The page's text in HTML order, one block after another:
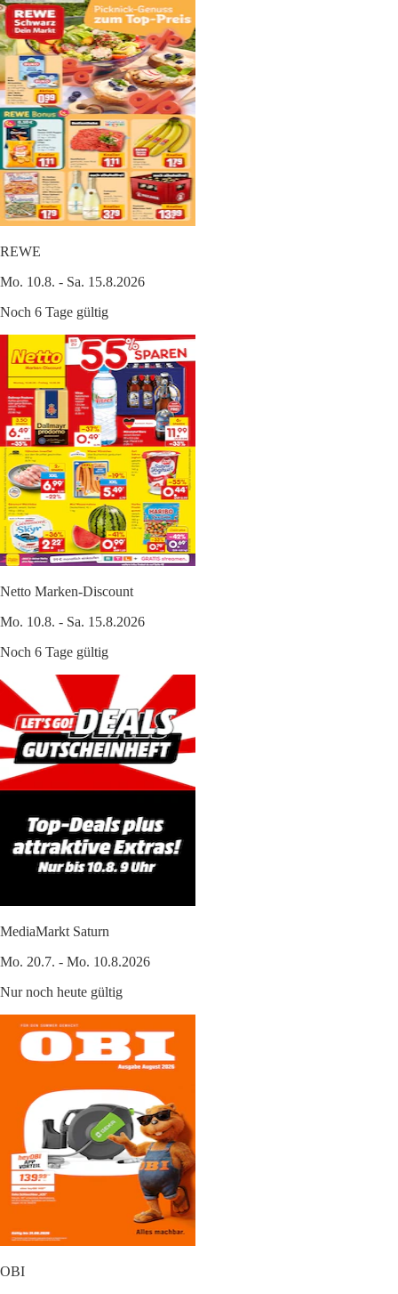
REWE
Mo. 10.8. - Sa. 15.8.2026
Noch 6 Tage gültig
Netto Marken-Discount
Mo. 10.8. - Sa. 15.8.2026
Noch 6 Tage gültig
MediaMarkt Saturn
Mo. 20.7. - Mo. 10.8.2026
Nur noch heute gültig
OBI